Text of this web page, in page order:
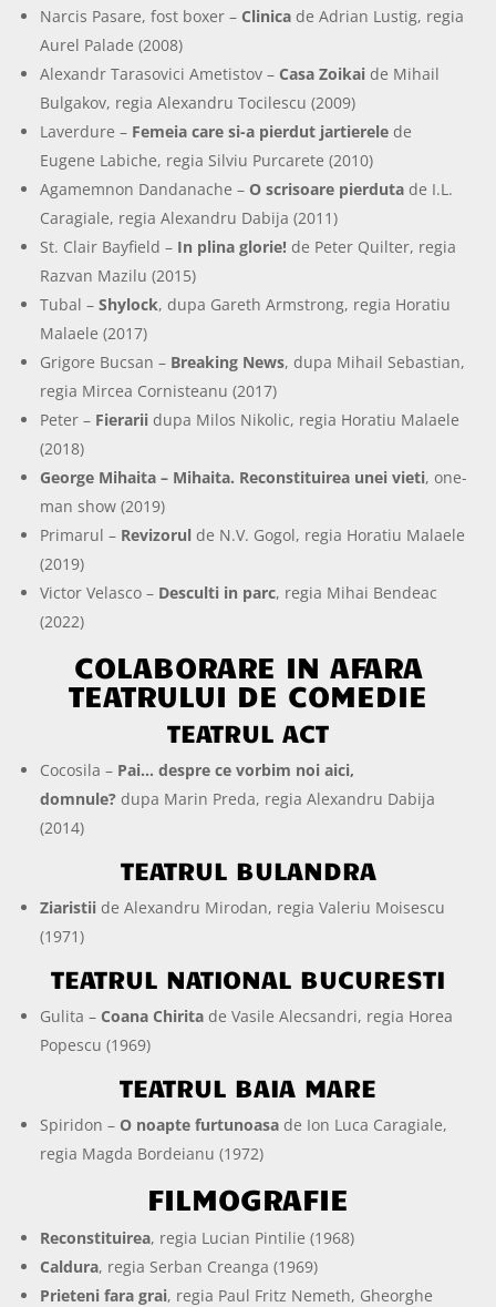
Narcis Pasare, fost boxer – Clinica de Adrian Lustig, regia
Aurel Palade (2008)
Alexandr Tarasovici Ametistov – Casa Zoikai de Mihail
Bulgakov, regia Alexandru Tocilescu (2009)
Laverdure – Femeia care si-a pierdut jartierele de
Eugene Labiche, regia Silviu Purcarete (2010)
Agamemnon Dandanache – O scrisoare pierduta de I.L.
Caragiale, regia Alexandru Dabija (2011)
St. Clair Bayfield – In plina glorie! de Peter Quilter, regia
Razvan Mazilu (2015)
Tubal –Shylock, dupa Gareth Armstrong, regia Horatiu
Malaele (2017)
Grigore Bucsan – Breaking News, dupa Mihail Sebastian,
regia Mircea Cornisteanu (2017)
Peter – Fierarii dupa Milos Nikolic, regia Horatiu Malaele
(2018)
George Mihaita – Mihaita. Reconstituirea unei vieti, one-
man show (2019)
Primarul – Revizorul de N.V. Gogol, regia Horatiu Malaele
(2019)
Victor Velasco – Desculti in parc, regia Mihai Bendeac
(2022)
COLABORARE IN AFARA
TEATRULUI DE COMEDIE
TEATRUL ACT
Cocosila – Pai… despre ce vorbim noi aici,
domnule? dupa Marin Preda, regia Alexandru Dabija
(2014)
TEATRUL BULANDRA
Ziaristii de Alexandru Mirodan, regia Valeriu Moisescu
(1971)
TEATRUL NATIONAL BUCURESTI
Gulita – Coana Chirita de Vasile Alecsandri, regia Horea
Popescu (1969)
TEATRUL BAIA MARE
Spiridon – O noapte furtunoasa de Ion Luca Caragiale,
regia Magda Bordeianu (1972)
FILMOGRAFIE
Reconstituirea, regia Lucian Pintilie (1968)
Caldura, regia Serban Creanga (1969)
Prieteni fara grai, regia Paul Fritz Nemeth, Gheorghe